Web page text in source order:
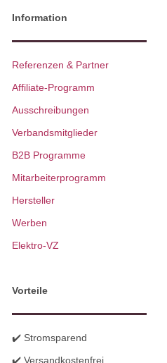
Information
Referenzen & Partner
Affiliate-Programm
Ausschreibungen
Verbandsmitglieder
B2B Programme
Mitarbeiterprogramm
Hersteller
Werben
Elektro-VZ
Vorteile
✔️ Stromsparend
✔️ Versandkostenfrei